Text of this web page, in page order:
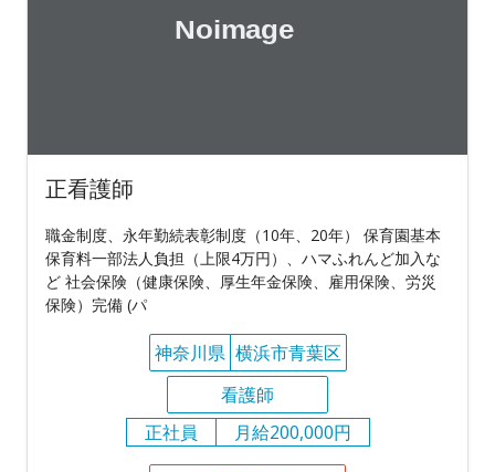
正看護師
職金制度、永年勤続表彰制度（10年、20年） 保育園基本
保育料一部法人負担（上限4万円）、ハマふれんど加入な
ど 社会保険（健康保険、厚生年金保険、雇用保険、労災
保険）完備 (パ
神奈川県 横浜市青葉区
看護師
正社員
月給200,000円